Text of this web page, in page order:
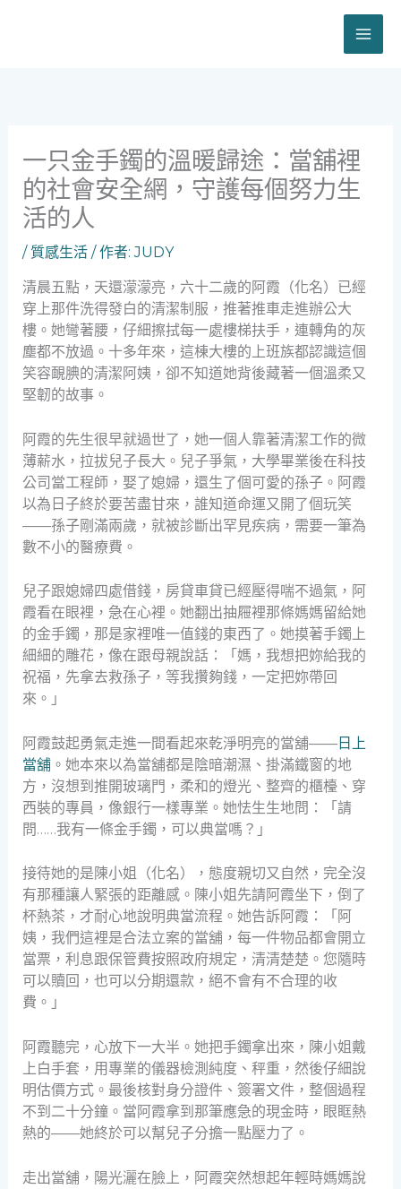
一只金手鐲的溫暖歸途：當舖裡
的社會安全網，守護每個努力生
活的人
/ 質感生活/ 作者:JUDY
清晨五點，天還濛濛亮，六十二歲的阿霞（化名）已經
穿上那件洗得發白的清潔制服，推著推車走進辦公大
樓。她彎著腰，仔細擦拭每一處樓梯扶手，連轉角的灰
塵都不放過。十多年來，這棟大樓的上班族都認識這個
笑容靦腆的清潔阿姨，卻不知道她背後藏著一個溫柔又
堅韌的故事。
阿霞的先生很早就過世了，她一個人靠著清潔工作的微
薄薪水，拉拔兒子長大。兒子爭氣，大學畢業後在科技
公司當工程師，娶了媳婦，還生了個可愛的孫子。阿霞
以為日子終於要苦盡甘來，誰知道命運又開了個玩笑
——孫子剛滿兩歲，就被診斷出罕見疾病，需要一筆為
數不小的醫療費。
兒子跟媳婦四處借錢，房貸車貸已經壓得喘不過氣，阿
霞看在眼裡，急在心裡。她翻出抽屜裡那條媽媽留給她
的金手鐲，那是家裡唯一值錢的東西了。她摸著手鐲上
細細的雕花，像在跟母親說話：「媽，我想把妳給我的
祝福，先拿去救孫子，等我攢夠錢，一定把妳帶回
來。」
阿霞鼓起勇氣走進一間看起來乾淨明亮的當舖——日上
當舖。她本來以為當舖都是陰暗潮濕、掛滿鐵窗的地
方，沒想到推開玻璃門，柔和的燈光、整齊的櫃檯、穿
西裝的專員，像銀行一樣專業。她怯生生地問：「請
問……我有一條金手鐲，可以典當嗎？」
接待她的是陳小姐（化名），態度親切又自然，完全沒
有那種讓人緊張的距離感。陳小姐先請阿霞坐下，倒了
杯熱茶，才耐心地說明典當流程。她告訴阿霞：「阿
姨，我們這裡是合法立案的當舖，每一件物品都會開立
當票，利息跟保管費按照政府規定，清清楚楚。您隨時
可以贖回，也可以分期還款，絕不會有不合理的收
費。」
阿霞聽完，心放下一大半。她把手鐲拿出來，陳小姐戴
上白手套，用專業的儀器檢測純度、秤重，然後仔細說
明估價方式。最後核對身分證件、簽署文件，整個過程
不到二十分鐘。當阿霞拿到那筆應急的現金時，眼眶熱
熱的——她終於可以幫兒子分擔一點壓力了。
走出當舖，陽光灑在臉上，阿霞突然想起年輕時媽媽說